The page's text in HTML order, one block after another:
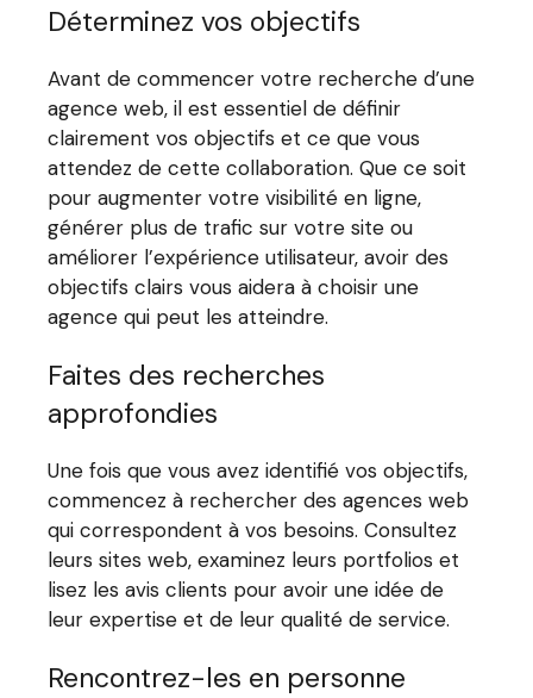
Déterminez vos objectifs
Avant de commencer votre recherche d’une
agence web, il est essentiel de définir
clairement vos objectifs et ce que vous
attendez de cette collaboration. Que ce soit
pour augmenter votre visibilité en ligne,
générer plus de trafic sur votre site ou
améliorer l’expérience utilisateur, avoir des
objectifs clairs vous aidera à choisir une
agence qui peut les atteindre.
Faites des recherches
approfondies
Une fois que vous avez identifié vos objectifs,
commencez à rechercher des agences web
qui correspondent à vos besoins. Consultez
leurs sites web, examinez leurs portfolios et
lisez les avis clients pour avoir une idée de
leur expertise et de leur qualité de service.
Rencontrez-les en personne